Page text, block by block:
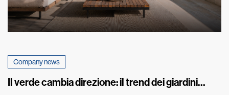
Company news
Il verde cambia direzione: il trend dei giardini